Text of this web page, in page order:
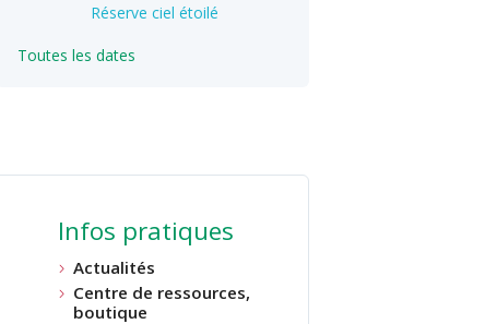
Réserve ciel étoilé
Toutes les dates
Infos pratiques
Actualités
Centre de ressources,
boutique